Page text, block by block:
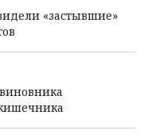
«застывшие»